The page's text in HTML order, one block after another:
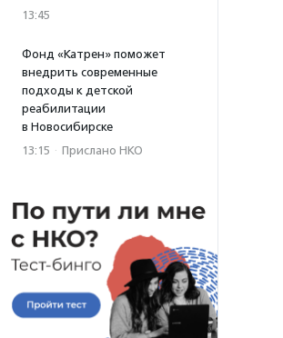
13:45
Фонд «Катрен» поможет
внедрить современные
подходы к детской
реабилитации
в Новосибирске
13:15 · Прислано НКО